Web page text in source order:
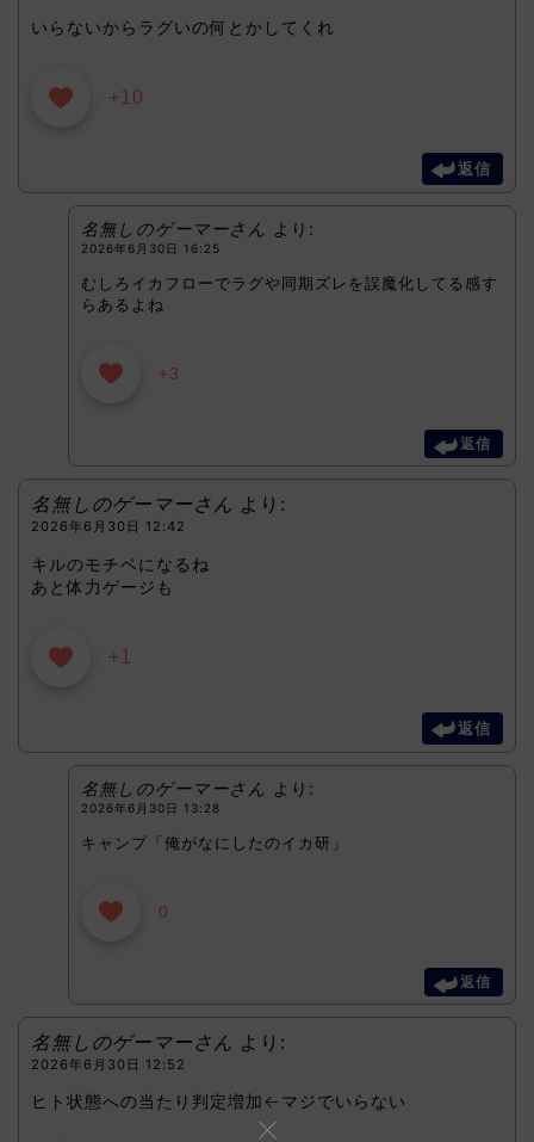
いらないからラグいの何とかしてくれ
+10
返信
名無しのゲーマーさん より:
2026年6月30日 16:25
むしろイカフローでラグや同期ズレを誤魔化してる感す
らあるよね
+3
返信
名無しのゲーマーさん より:
2026年6月30日 12:42
キルのモチベになるね
あと体力ゲージも
+1
返信
名無しのゲーマーさん より:
2026年6月30日 13:28
キャンプ「俺がなにしたのイカ研」
0
返信
名無しのゲーマーさん より:
2026年6月30日 12:52
ヒト状態への当たり判定増加←マジでいらない